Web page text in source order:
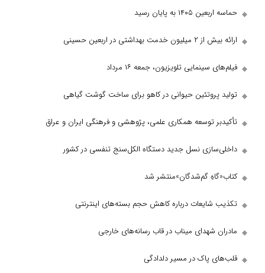
پایان رسید
تلویزیون، جمعه ۱۶ مرداد
حیوانی در کاهو برای ساخت گوشت گیاهی
توسعه همکاری‌ علمی، پژوهشی و فرهنگی ایران و عراق
نسل جدید دستگاه الکل‌سنج تنفسی در کشور
گم‌شدگان»منتشر شد
درباره کاهش حجم بسته‌های اینترنتی
میناب در قاب رسانه‌های خارجی
در مسیر دلدادگی